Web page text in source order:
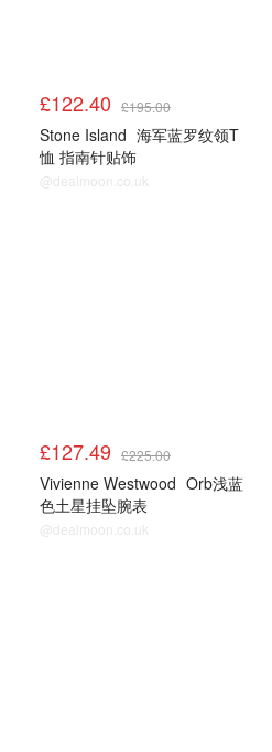
£122.40 £195.00
Stone Island 海军蓝罗纹领T
恤 指南针贴饰
@dealmoon.co.uk
£127.49 £225.00
Vivienne Westwood Orb浅蓝
色土星挂坠腕表
@dealmoon.co.uk